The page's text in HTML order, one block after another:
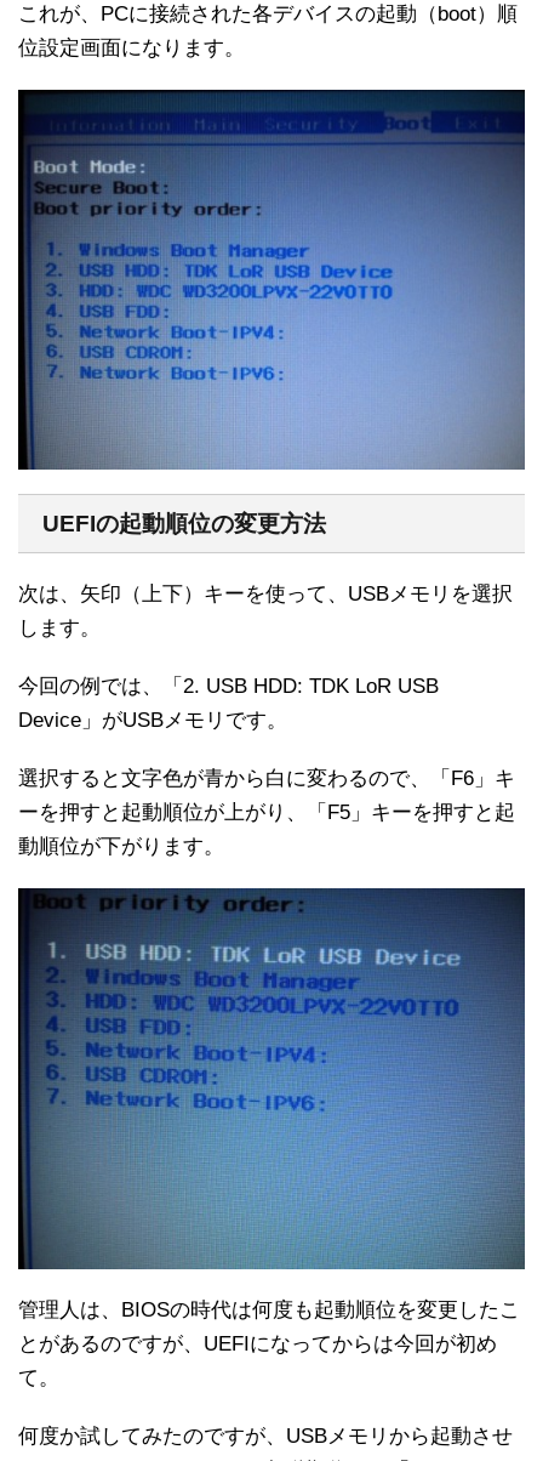
これが、PCに接続された各デバイスの起動（boot）順
位設定画面になります。
UEFIの起動順位の変更方法
次は、矢印（上下）キーを使って、USBメモリを選択
します。
今回の例では、「2. USB HDD: TDK LoR USB
Device」がUSBメモリです。
選択すると文字色が青から白に変わるので、「F6」キ
ーを押すと起動順位が上がり、「F5」キーを押すと起
動順位が下がります。
管理人は、BIOSの時代は何度も起動順位を変更したこ
とがあるのですが、UEFIになってからは今回が初め
て。
何度か試してみたのですが、USBメモリから起動させ